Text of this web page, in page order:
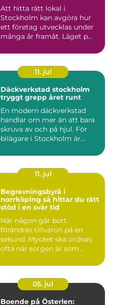
Att hitta rätt lokal i
Stockholm kan avgöra hur
ett företag utvecklas under
många år framåt. Läget p...
11. jul
Däckverkstad stockholm
tryggt grepp året runt
En modern däckverkstad
handlar om mer än att bara
skruva av och på hjul. För
bilägare i Stockholm är...
11. jul
Begravningsbyrå i
norrköping så hittar du rätt
stöd i en svår tid
När någon går bort
förändras tillvaron på en
sekund. Mycket ska ordnas,
ofta när sorgen är som
05. jul
Boende på Österlen: